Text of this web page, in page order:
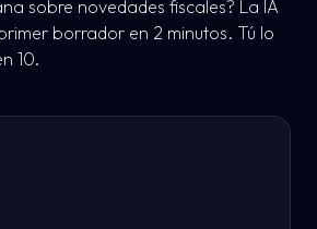
sobre novedades fiscales? La IA
borrador en 2 minutos. Tú lo
10.